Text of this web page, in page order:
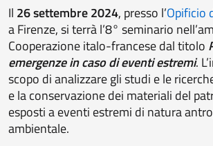
Il 26 settembre 2024, presso l’Opificio
a Firenze, si terràl’8° seminario
Cooperazione italo-francese dal titolo
emergenze in caso dieventi estremi.
scopo di analizzare gli studi e le
e la conservazione dei materiali del
esposti a eventi estremi di natura
ambientale.